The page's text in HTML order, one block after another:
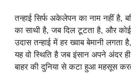
तन्हाई सिर्फ अकेलेपन का नाम नहीं है,
का साथी है, जब दिल टूटता है, और कोई
उदास तन्हाई में हर ख्वाब बेमानी
यह वो स्थिति है जब इंसान अपने अंदर
बाहर की दुनिया से कटा हुआ महसूस